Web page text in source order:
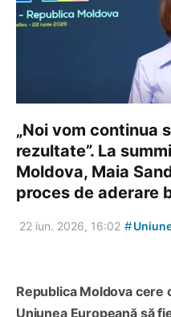
„Noi vom continua
rezultate”. La
Moldova, Maia
proces de aderare
22 iun. 2026, 16:02 #
Republica Moldova cere
Uniunea Europeană să